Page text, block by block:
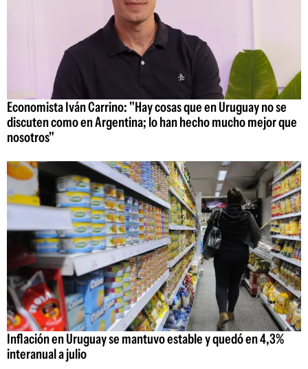
Economista Iván Carrino: "Hay cosas que en Uruguay no se
discuten como en Argentina; lo han hecho mucho mejor que
nosotros"
Inflación en Uruguay se mantuvo estable y quedó en 4,3%
interanual a julio